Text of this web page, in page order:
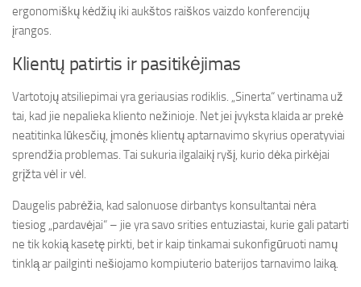
ergonomiškų kėdžių iki aukštos raiškos vaizdo konferencijų
įrangos.
Klientų patirtis ir pasitikėjimas
Vartotojų atsiliepimai yra geriausias rodiklis. „Sinerta“ vertinama už
tai, kad jie nepalieka kliento nežinioje. Net jei įvyksta klaida ar prekė
neatitinka lūkesčių, įmonės klientų aptarnavimo skyrius operatyviai
sprendžia problemas. Tai sukuria ilgalaikį ryšį, kurio dėka pirkėjai
grįžta vėl ir vėl.
Daugelis pabrėžia, kad salonuose dirbantys konsultantai nėra
tiesiog „pardavėjai“ – jie yra savo srities entuziastai, kurie gali patarti
ne tik kokią kasetę pirkti, bet ir kaip tinkamai sukonfigūruoti namų
tinklą ar pailginti nešiojamo kompiuterio baterijos tarnavimo laiką.